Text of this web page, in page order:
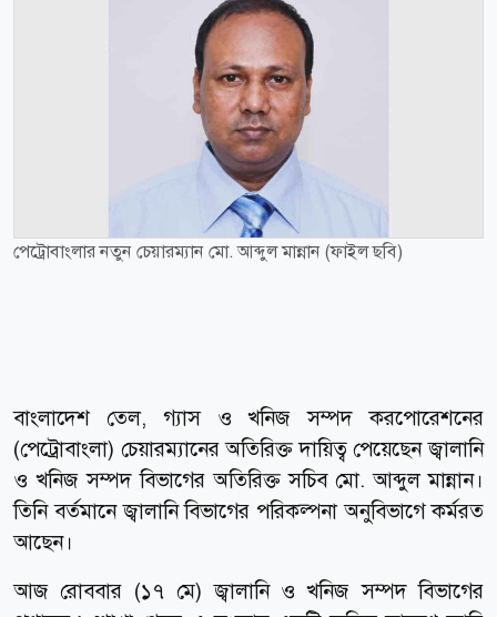
পেট্রোবাংলার নতুন চেয়ারম্যান মো. আব্দুল মান্নান (ফাইল ছবি)
বাংলাদেশ তেল, গ্যাস ও খনিজ সম্পদ করপোরেশনের
(পেট্রোবাংলা) চেয়ারম্যানের অতিরিক্ত দায়িত্ব পেয়েছেন জ্বালানি
ও খনিজ সম্পদ বিভাগের অতিরিক্ত সচিব মো. আব্দুল মান্নান।
তিনি বর্তমানে জ্বালানি বিভাগের পরিকল্পনা অনুবিভাগে কর্মরত
আছেন।
আজ রোববার (১৭ মে) জ্বালানি ও খনিজ সম্পদ বিভাগের